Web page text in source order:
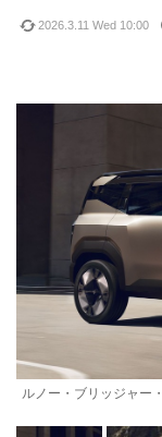
2026.3.11 Wed 10:00
ルノー・ブリッジャー